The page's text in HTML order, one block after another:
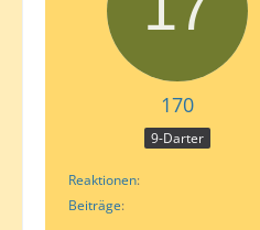
170
9-Darter
Reaktionen
Beiträge